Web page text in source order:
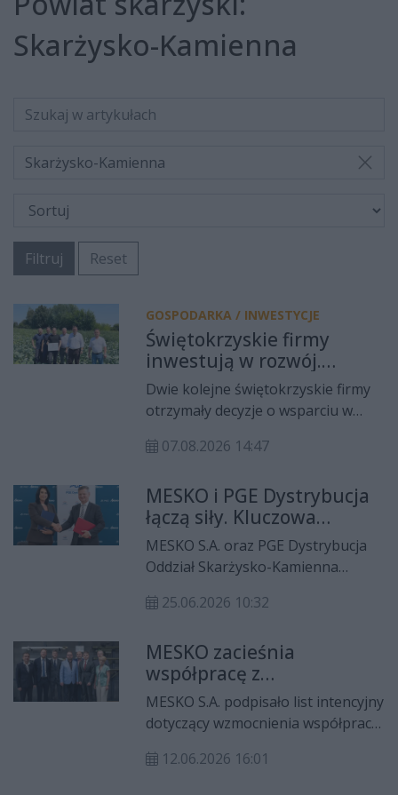
Skarżysko-Kamienna
Skarżysko-Kamienna
Filtruj Reset
GOSPODARKA / INWESTYCJE
Świętokrzyskie firmy
inwestują w rozwój.
ZAMEL i Megawita z
decyzjami o wsparciu SSE
„Starachowice”
Dwie kolejne świętokrzyskie firmy
otrzymały decyzje o wsparciu w
Specjalna Strefa Ekonomiczna
przedsiębiorcom bezpośrednio w
ich zakładach. Łączna wartość
planowanych inwestycji przekracza
2,6 mln zł.
07.08.2026 14:47
MESKO i PGE Dystrybucja
łączą siły. Kluczowa
inwestycja dla produkcji
zbrojeniowej w Pionkach
MESKO S.A. oraz PGE Dystrybucja
Oddział Skarżysko-Kamienna
współpracy przy zabezpieczeniu
planowanego zakładu produkcji
specjalnej w Pionkach. Inwestycja
stanowi kolejny etap rozwoju
krajowego potencjału obronnego i
wpisuje się w strategiczne działania
na rzecz zwiększenia zdolności
25.06.2026 10:32
MESKO zacieśnia
współpracę z
producentami amunicji z
krajów bałtyckich
MESKO S.A. podpisało list intencyjny
dotyczący wzmocnienia współpracy
sektora obronnego – producentem
12.06.2026 16:01